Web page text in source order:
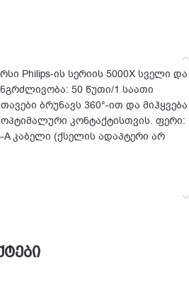
Philips-ის სერიის 5000X სველი და
50 წუთი/1 საათი
ბრუნავს 360°-ით და მიჰყვება
ოპტიმალური კონტაქტისთვის. ფერი:
A კაბელი (ქსელის ადაპტერი არ